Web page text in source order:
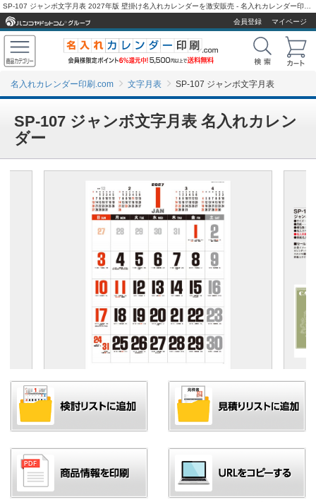
会員登録
マイページ
名入れカレンダー印刷.com 文字月表 SP-107 ジャンボ文字月表
SP-107 ジャンボ文字月表 名入れカレン
ダー